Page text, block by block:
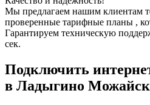
Мы предлагаем нашим клиентам
проверенные тарифные планы ,
Гарантируем техническую
сек.
Подключить
в Ладыгино